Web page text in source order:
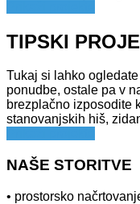
TIPSKI
Tukaj si lahko
ponudbe, ostale pa v
brezplačno izposodite
stanovanjskih hiš,
NAŠE STORITVE
• prostorsko